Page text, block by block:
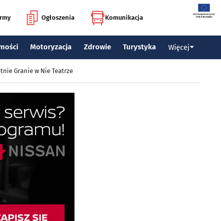
Ogłoszenia Komunikacja
Motoryzacja Zdrowie Turystyka Więcej
Granie w Nie Teatrze